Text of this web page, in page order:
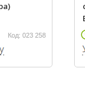
Код: 023 258